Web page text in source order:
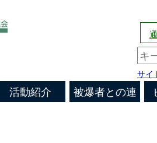
サイ
活動紹介
被爆者との連